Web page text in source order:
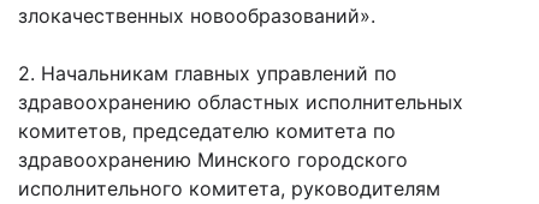
злокачественных новообразований».
2. Начальникам главных управлений по
здравоохранению областных исполнительных
комитетов, председателю комитета по
здравоохранению Минского городского
исполнительного комитета, руководителям